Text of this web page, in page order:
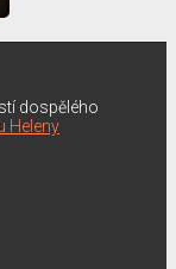
dospělého
Heleny